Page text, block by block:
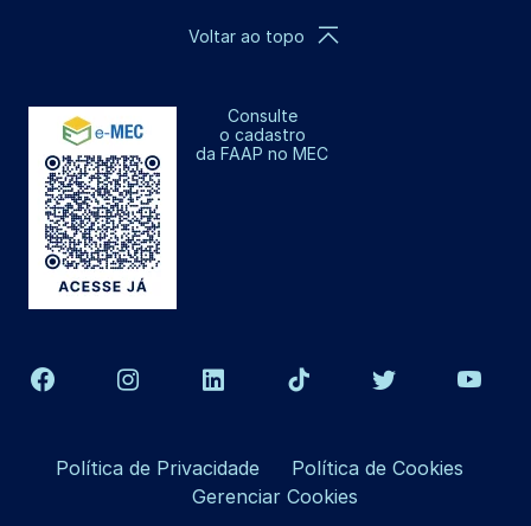
Consulte
o cadastro
da FAAP no MEC
Voltar ao topo
Política de Privacidade
Política de Cookies
Gerenciar Cookies